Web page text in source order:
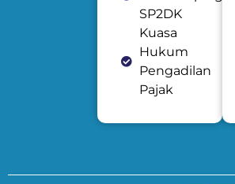
SP2DK
Kuasa
Hukum
Pengadilan
Pajak